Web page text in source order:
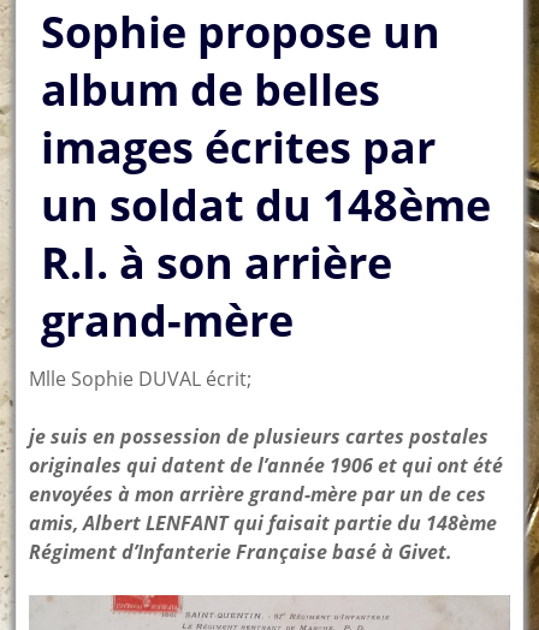
Sophie propose un
album de belles
images écrites par
un soldat du 148ème
R.I. à son arrière
grand-mère
Mlle Sophie DUVAL écrit;
je suis en possession de plusieurs cartes postales
originales qui datent de l’année 1906 et qui ont été
envoyées à mon arrière grand-mère par un de ces
amis, Albert LENFANT qui faisait partie du 148ème
Régiment d’Infanterie Française basé à Givet.